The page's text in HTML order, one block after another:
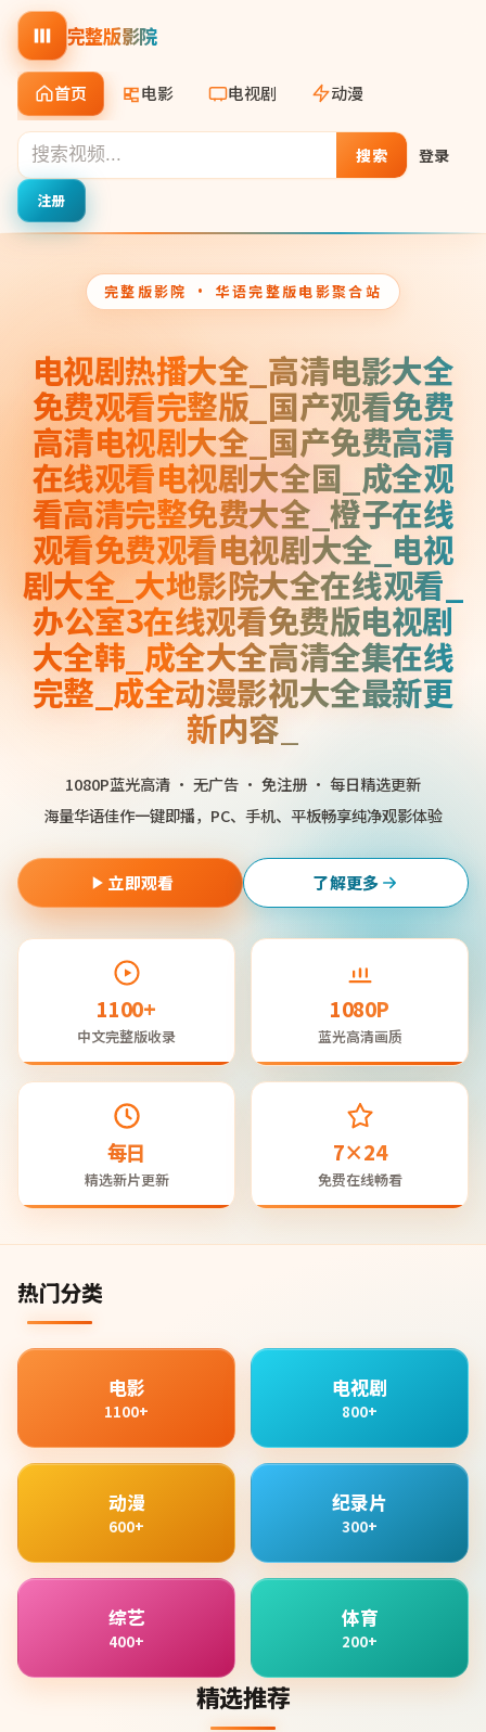
完整版影院
首页 电影 电视剧 动漫
搜索 登录
注册
完整版影院 · 华语完整版电影聚合站
电视剧热播大全_高清电影大全
免费观看完整版_国产观看免费
高清电视剧大全_国产免费高清
在线观看电视剧大全国_成全观
看高清完整免费大全_橙子在线
观看免费观看电视剧大全_电视
剧大全_大地影院大全在线观看_
办公室3在线观看免费版电视剧
大全韩_成全大全高清全集在线
完整_成全动漫影视大全最新更
新内容_
1080P蓝光高清 · 无广告 · 免注册 · 每日精选更新
海量华语佳作一键即播，PC、手机、平板畅享纯净观影体验
立即观看 了解更多
1100+
中文完整版收录
1080P
蓝光高清画质
每日
精选新片更新
7×24
免费在线畅看
热门分类
电影
1100+
电视剧
800+
动漫
600+
纪录片
300+
综艺
400+
体育
200+
精选推荐